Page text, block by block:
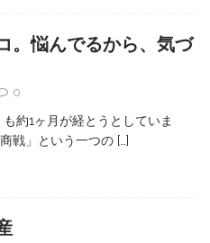
。悩んでるから、気づ
0
約1ヶ月が経とうとしていま
戦」という一つの […]